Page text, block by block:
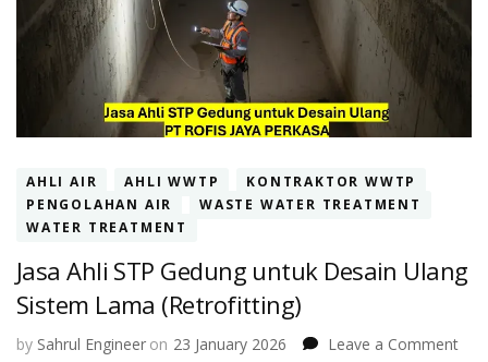
AHLI AIR AHLI WWTP
KONTRAKTOR WWTP
PENGOLAHAN AIR
WASTE WATER TREATMENT
WATER TREATMENT
Jasa Ahli STP Gedung untuk Desain Ulang
Sistem Lama (Retrofitting)
by Sahrul Engineer on 23 January 2026 Leave a Commenton